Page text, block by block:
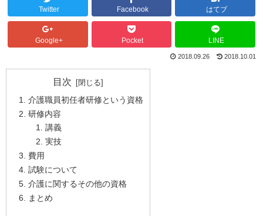
Twitter Facebook はてブ
Google+ Pocket LINE
2018.09.26 2018.10.01
目次
介護職員初任者研修という資格
研修内容
講義
実技
費用
試験について
介護に関するその他の資格
まとめ